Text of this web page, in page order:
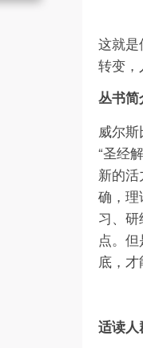
这就
转变，
丛书简
威尔
“圣经
新的
确，
习、
点。
底，才
适读人